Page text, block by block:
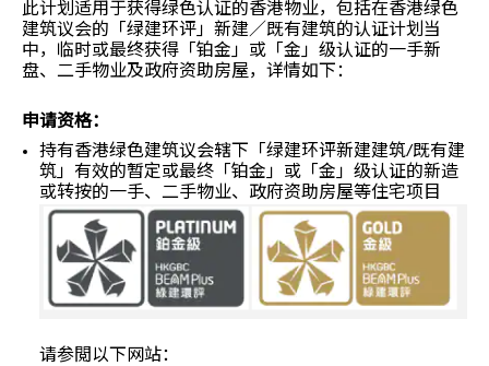
此计划适用于获得绿色认证的香港物业，包括在香港绿色
建筑议会的「绿建环评」新建／既有建筑的认证计划当
中，临时或最终获得「铂金」或「金」级认证的一手新
盘、二手物业及政府资助房屋，详情如下：
申请资格：
持有香港绿色建筑议会辖下「绿建环评新建建筑/既有建
筑」有效的暂定或最终「铂金」或「金」级认证的新造
或转按的一手、二手物业、政府资助房屋等住宅项目
请参閲以下网站：